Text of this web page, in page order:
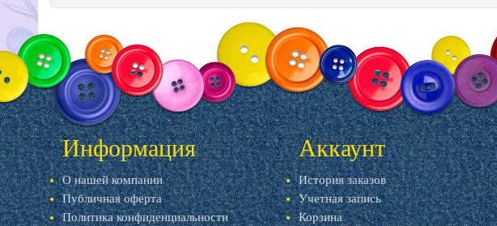
Информация
О нашей компании
Публичная оферта
Политика конфиденциальности
Аккаунт
История заказов
Учетная запись
Корзина